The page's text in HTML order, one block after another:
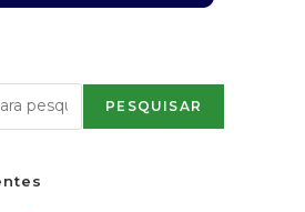
PESQUISAR